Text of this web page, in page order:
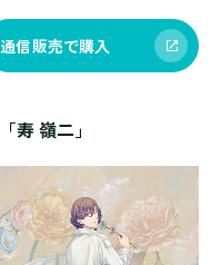
通信販売で購入
「寿 嶺二」